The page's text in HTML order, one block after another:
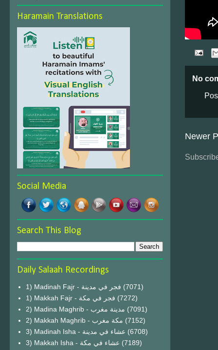
No
Newer
Haramain Translations
Social Media
Search This Blog
Daily Salaah Recordings
1) Madinah Fajr - فجر في مدينة (7071)
1) Makkah Fajr - فجر في مكة (7272)
2) Madina Maghrib - مدينة مغرب (7091)
2) Makkah Maghrib - مكة مغرب (7152)
3) Madinah Isha - عشاء في مدينة (6708)
3) Makkah Isha - عشاء في مكة (7189)